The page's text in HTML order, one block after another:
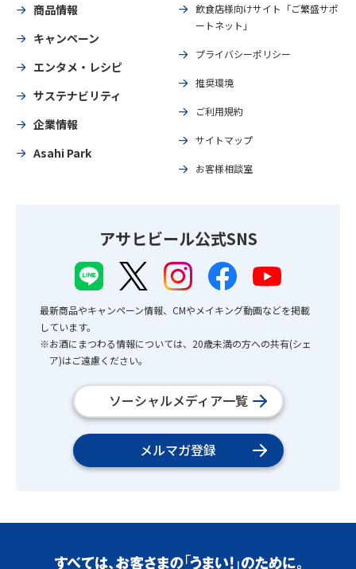
商品情報
キャンペーン
エンタメ・レシピ
サステナビリティ
企業情報
Asahi Park
飲食店様向けサイト「ご繁盛サポ
ートネット」
プライバシーポリシー
推奨環境
ご利用規約
サイトマップ
お客様相談室
アサヒビール公式SNS
最新商品やキャンペーン情報、CMやメイキング動画などを掲載
しています。
※お酒にまつわる情報については、20歳未満の方への共有(シェ
ア)はご遠慮ください。
ソーシャルメディア一覧
メルマガ登録